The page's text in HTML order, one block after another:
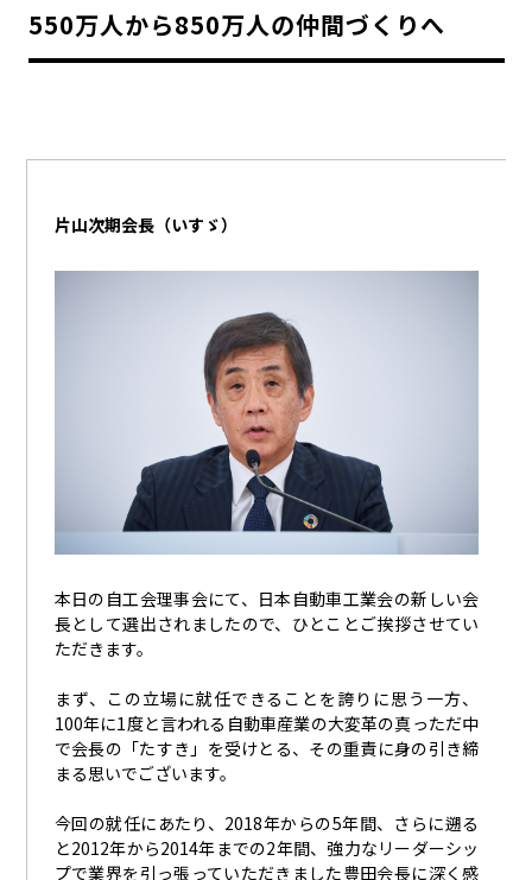
550万人から850万人の仲間づくりへ
片山次期会長（いすゞ）
本日の自工会理事会にて、日本自動車工業会の新しい会
長として選出されましたので、ひとことご挨拶させてい
ただきます。
まず、この立場に就任できることを誇りに思う一方、
100年に1度と言われる自動車産業の大変革の真っただ中
で会長の「たすき」を受けとる、その重責に身の引き締
まる思いでございます。
今回の就任にあたり、 2018年からの5年間、さらに遡る
と2012年から2014年までの2年間、強力なリーダーシッ
プで業界を引っ張っていただきました豊田会長に深く感